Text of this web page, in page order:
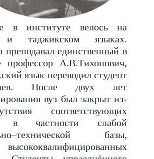
в институте велось на
и таджикском языках.
единственный в
профессор А.В.Тихонович,
язык переводил студент
После двух лет
вуз был закрыт из-
соответствующих
в частности слабой
базы,
высококвалифицированных